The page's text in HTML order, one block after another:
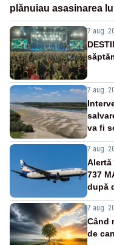
plănuiau asasinarea
7 aug.
7 aug.
va fi
7 aug.
Alertă
737
după
7 aug.
Când
de